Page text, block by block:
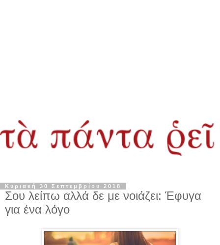
Κυριακή 30 Σεπτεμβρίου 2018
Σου λείπω αλλά δε με νοιάζει: Έφυγα
για ένα λόγο